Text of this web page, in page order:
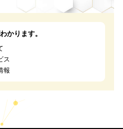
をダウンロードす